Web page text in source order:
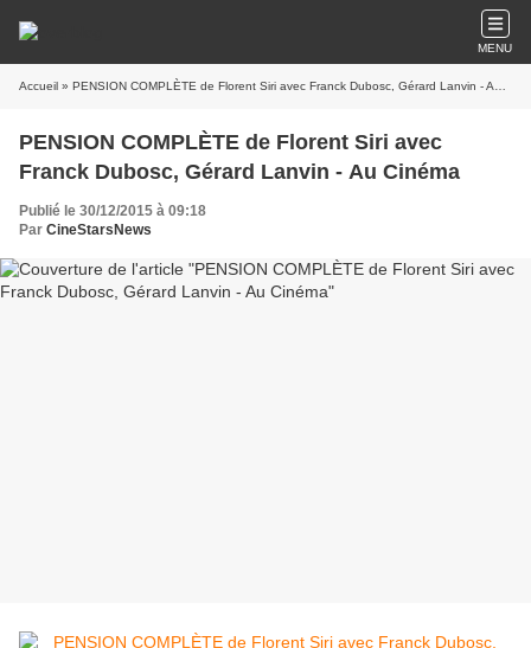
MENU
Accueil » PENSION COMPLÈTE de Florent Siri avec Franck Dubosc, Gérard Lanvin - Au Cinéma
PENSION COMPLÈTE de Florent Siri avec
Franck Dubosc, Gérard Lanvin - Au Cinéma
Publié le 30/12/2015 à 09:18
Par CineStarsNews